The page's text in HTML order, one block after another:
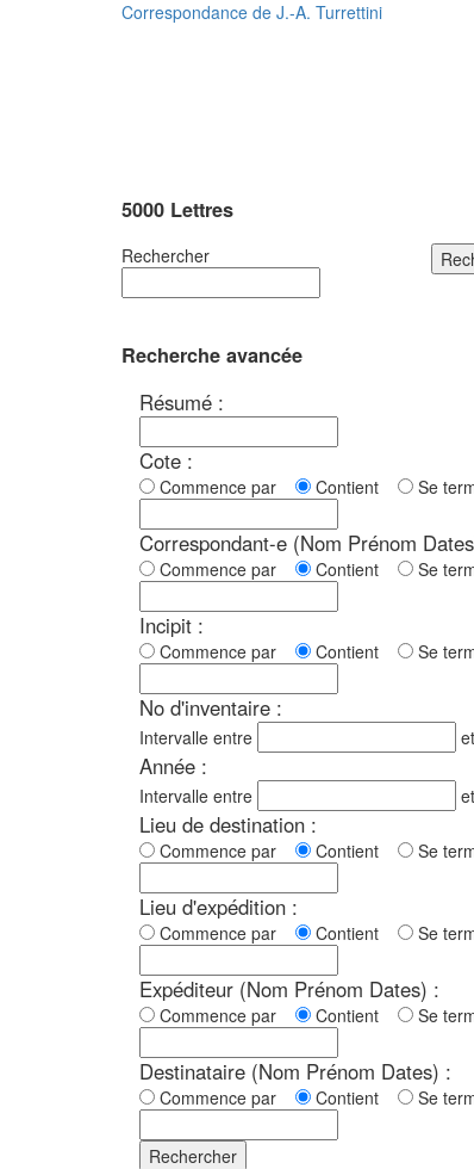
Correspondance de J.-A. Turrettini
5000 Lettres
Rechercher
Recherche avancée
Résumé :
Cote :
Commence par Contient Se
Correspondant-e (Nom Prénom
Commence par Contient Se
Incipit :
Commence par Contient Se
No d'inventaire :
Intervalle entre et
Année :
Intervalle entre et
Lieu de destination :
Commence par Contient Se
Lieu d'expédition :
Commence par Contient Se
Expéditeur (Nom Prénom Dates) :
Commence par Contient Se
Destinataire (Nom Prénom Dates) :
Commence par Contient Se
Rechercher